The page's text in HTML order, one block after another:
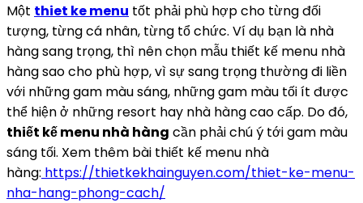
Một thiet ke menu tốt phải phù hợp cho từng đối
tượng, từng cá nhân, từng tổ chức. Ví dụ bạn là nhà
hàng sang trọng, thì nên chọn mẫu thiết kế menu nhà
hàng sao cho phù hợp, vì sự sang trọng thường đi liền
với những gam màu sáng, những gam màu tối ít được
thể hiện ở những resort hay nhà hàng cao cấp. Do đó,
thiết kế menu nhà hàng cần phải chú ý tới gam màu
sáng tối. Xem thêm bài thiết kế menu nhà
hàng: https://thietkekhainguyen.com/thiet-ke-menu-
nha-hang-phong-cach/